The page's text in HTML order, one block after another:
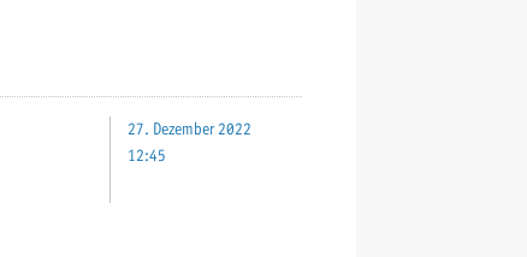
27. Dezember 2022
12:45